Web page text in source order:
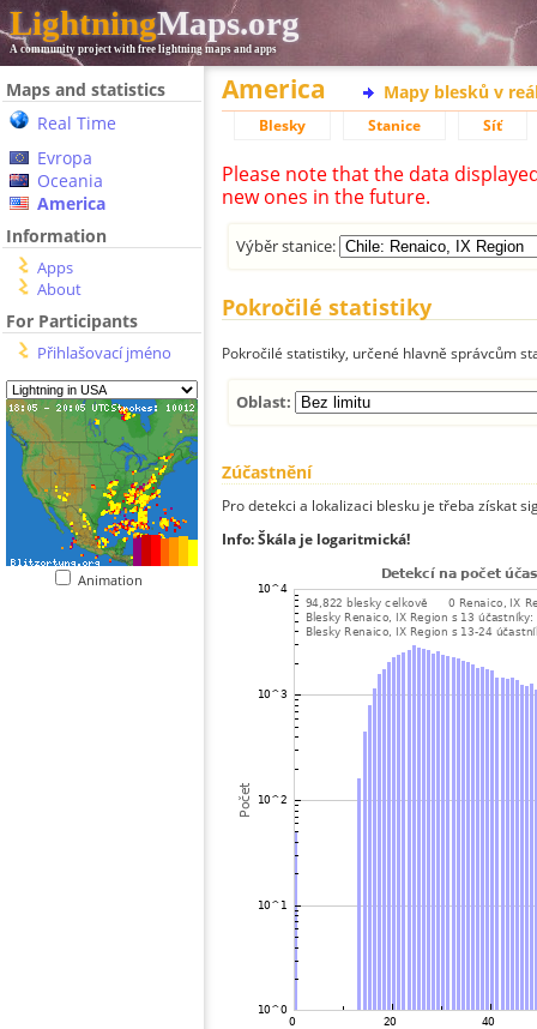
LightningMaps.org
A community project with free lightning maps and apps
Maps and statistics
Real Time
Evropa
Oceania
America
Information
Apps
About
For Participants
Přihlašovací jméno
Animation
America Mapy blesků v
Blesky Stanice Síť
Please note that the data
new ones in the future.
Výběr stanice:
Pokročilé statistiky
Pokročilé statistiky, určené hlavně správcům
Oblast:
Zúčastnění
Pro detekci a lokalizaci blesku je třeba získat
Info: Škála je logaritmická!